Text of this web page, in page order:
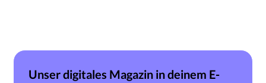
Unser digitales Magazin in deinem E-